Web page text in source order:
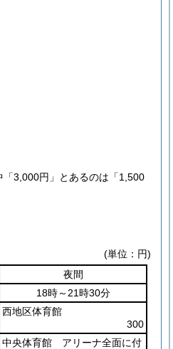
3,000円」とあるのは「1,500
(単位：円)
夜間
18時～21時30分
西地区体育館
300
中央体育館 アリーナ全面に付